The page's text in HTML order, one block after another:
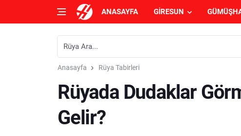
ANASAYFA GIRESUN
Anasayfa Rüya Tabirleri
Rüyada Dudaklar
Gelir?